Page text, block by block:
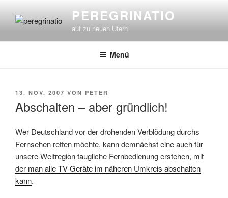
Inhalt
PEREGRINATIO
auf zu neuen Ufern
Menü
VERÖFFENTLICHT
13. NOV. 2007 VON PETER
Abschalten – aber gründlich!
Wer Deutschland vor der drohenden Verblödung durchs
Fernsehen retten möchte, kann demnächst eine auch für
unsere Weltregion taugliche Fernbedienung erstehen, mit
der man alle TV-Geräte im näheren Umkreis abschalten
kann.